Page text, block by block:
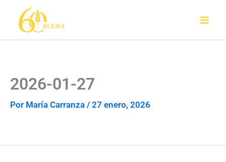
contenido
2026-01-27
Por María Carranza / 27 enero, 2026